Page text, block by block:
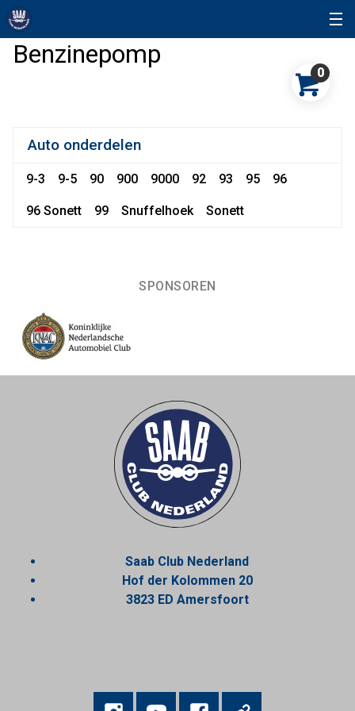
Benzinepomp
0
Auto onderdelen
9-3 9-5 90 900 9000 92 93 95 96
96 Sonett 99 Snuffelhoek Sonett
SPONSOREN
Saab Club Nederland
Hof der Kolommen 20
3823 ED Amersfoort